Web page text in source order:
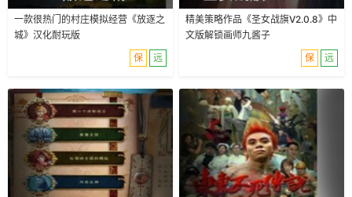
一款很热门的村庄模拟经营《放逐之
城》汉化耐玩版
保
远
精美策略作品《圣女战旗V2.0.8》中
文版解锁画师九酱子
保
远